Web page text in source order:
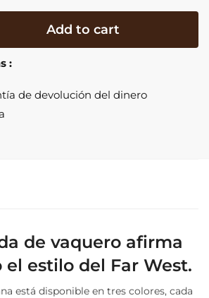
Add to cart
:
de devolución del dinero
de vaquero afirma
estilo del Far West.
está disponible en tres colores, cada